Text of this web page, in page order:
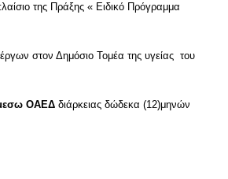
της Πράξης « Ειδικό Πρόγραμμα
στον Δημόσιο Τομέα της υγείας του
ΟΑΕΔ διάρκειας δώδεκα (12)μηνών